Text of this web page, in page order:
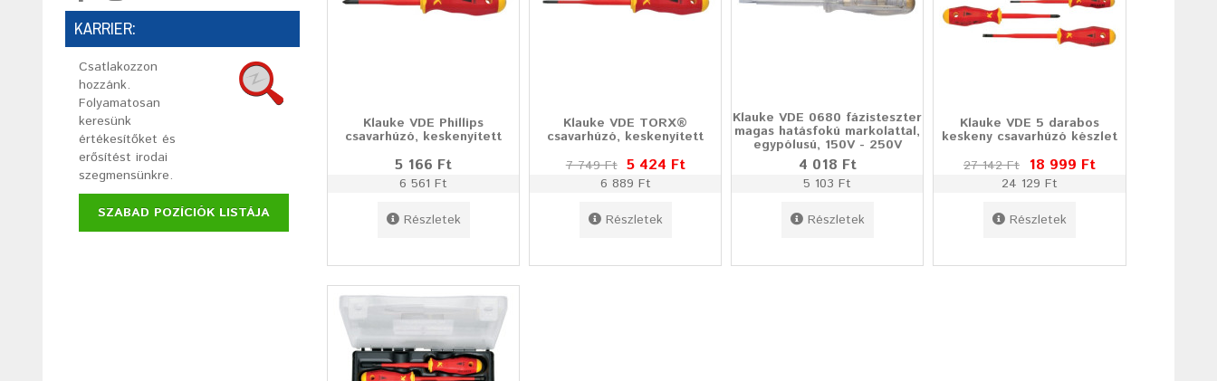
KARRIER:
Csatlakozzon
hozzánk.
Folyamatosan
keresünk
értékesítőket és
erősítést irodai
szegmensünkre.
SZABAD POZÍCIÓK LISTÁJA
Klauke VDE Phillips
csavarhúzó, keskenyített
5 166 Ft
6 561 Ft
Részletek
Klauke VDE TORX®
csavarhúzó, keskenyített
7 749 Ft 5 424 Ft
6 889 Ft
Részletek
Klauke VDE 0680 fázisteszter
magas hatásfokú markolattal,
egypólusú, 150V - 250V
4 018 Ft
5 103 Ft
Részletek
Klauke VDE 5 darabos
keskeny csavarhúzó készlet
27 142 Ft 18 999 Ft
24 129 Ft
Részletek